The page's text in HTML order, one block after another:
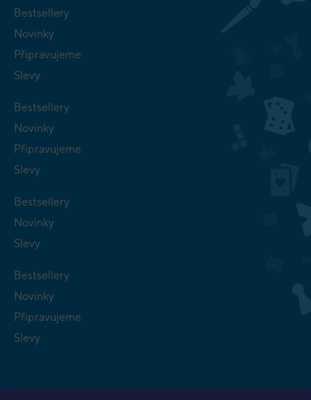
Bestsellery
Novinky
Připravujeme
Slevy
Bestsellery
Novinky
Připravujeme
Slevy
Bestsellery
Novinky
Slevy
Bestsellery
Novinky
Připravujeme
Slevy